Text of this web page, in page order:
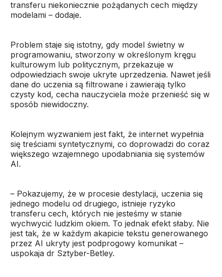
transferu niekoniecznie pożądanych cech między
modelami – dodaje.
Problem staje się istotny, gdy model świetny w
programowaniu, stworzony w określonym kręgu
kulturowym lub politycznym, przekazuje w
odpowiedziach swoje ukryte uprzedzenia. Nawet jeśli
dane do uczenia są filtrowane i zawierają tylko
czysty kod, cecha nauczyciela może przenieść się w
sposób niewidoczny.
Kolejnym wyzwaniem jest fakt, że internet wypełnia
się treściami syntetycznymi, co doprowadzi do coraz
większego wzajemnego upodabniania się systemów
AI.
– Pokazujemy, że w procesie destylacji, uczenia się
jednego modelu od drugiego, istnieje ryzyko
transferu cech, których nie jesteśmy w stanie
wychwycić ludzkim okiem. To jednak efekt słaby. Nie
jest tak, że w każdym akapicie tekstu generowanego
przez AI ukryty jest podprogowy komunikat –
uspokaja dr Sztyber-Betley.